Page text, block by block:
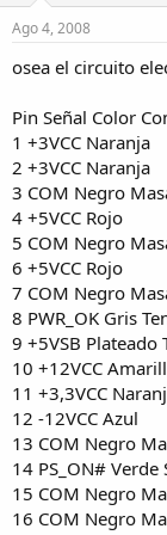
Ago 4, 2008
osea el circuito
Pin Señal Color
1 +3VCC Naranja
2 +3VCC Naranja
3 COM Negro
4 +5VCC Rojo
5 COM Negro
6 +5VCC Rojo
7 COM Negro
8 PWR_OK Gris
9 +5VSB
10 +12VCC
11 +3,3VCC
12 -12VCC Azul
13 COM Negro
14 PS_ON#
15 COM Negro
16 COM Negro